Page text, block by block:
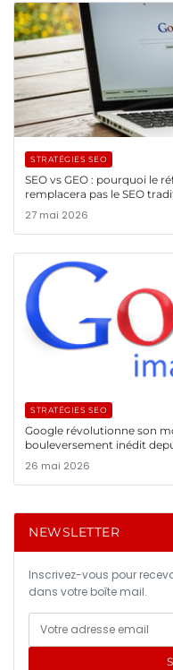
STRATÉGIES SEO
SEO vs GEO : pourquoi le
remplacera pas le SEO
27 mai 2026
STRATÉGIES SEO
Google révolutionne son
bouleversement inédit
26 mai 2026
NEWSLETTER
Inscrivez-vous pour
dans votre boîte mail.